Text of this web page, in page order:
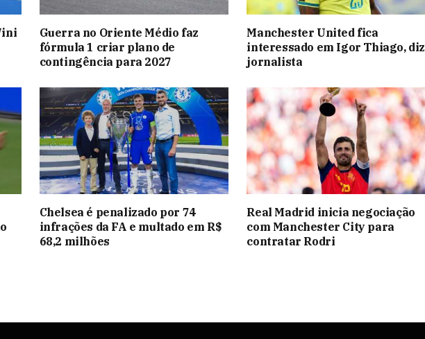
Guerra no Oriente Médio faz
fórmula 1 criar plano de
contingência para 2027
Manchester United fica
interessado em Igor Thiago, diz
jornalista
Chelsea é penalizado por 74
infrações da FA e multado em R$
68,2 milhões
Real Madrid inicia negociação
com Manchester City para
contratar Rodri